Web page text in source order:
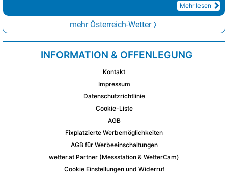
Mehr lesen
mehr Österreich-Wetter
INFORMATION & OFFENLEGUNG
Kontakt
Impressum
Datenschutzrichtlinie
Cookie-Liste
AGB
Fixplatzierte Werbemöglichkeiten
AGB für Werbeeinschaltungen
wetter.at Partner (Messstation & WetterCam)
Cookie Einstellungen und Widerruf